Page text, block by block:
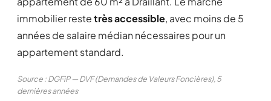
immobilier restetrès accessible, avec moins de 5
années de salaire médian nécessaires pour un
appartement standard.
Source : DGFiP — DVF (Demandes de Valeurs Foncières), 5
dernières années